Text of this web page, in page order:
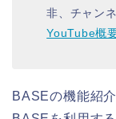
非、チャン
YouTube概
BASEの機能紹